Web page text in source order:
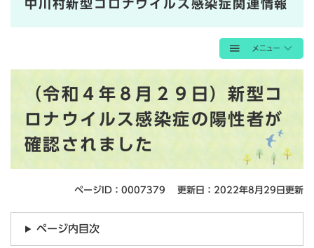
中川村新型コロナウイルス感染症関連情報
（令和４年８月２９日）新型コ
ロナウイルス感染症の陽性者が
確認されました
ページID：0007379 更新日：2022年8月29日更新
ページ内目次